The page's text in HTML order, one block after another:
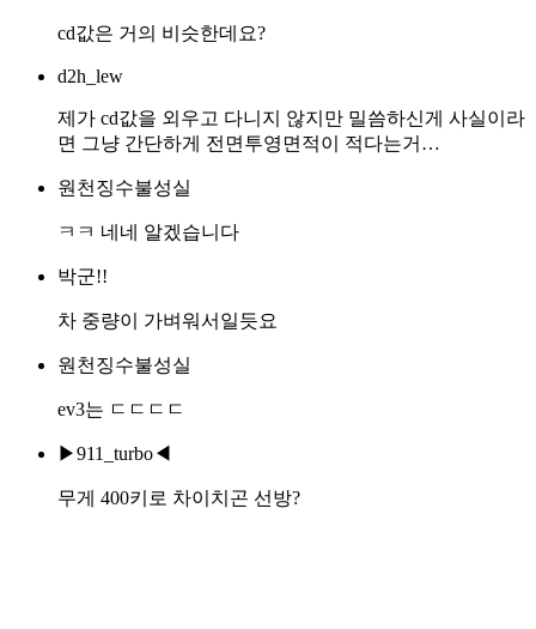
cd값은 거의 비슷한데요?
d2h_lew
제가 cd값을 외우고 다니지 않지만 밀씀하신게 사실이라
면 그냥 간단하게 전면투영면적이 적다는거…
원천징수불성실
ㅋㅋ 네네 알겠습니다
박군!!
차 중량이 가벼워서일듯요
원천징수불성실
ev3는 ㄷㄷㄷㄷ
▶911_turbo◀
무게 400키로 차이치곤 선방?